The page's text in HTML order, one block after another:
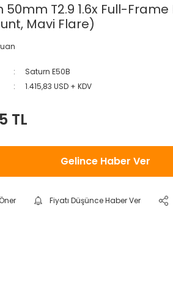
50mm T2.9 1.6x Full-
Mavi Flare)
Saturn E50B
1.415,83 USD + KDV
TL
Gelince Haber Ver
Fiyatı Düşünce Haber Ver